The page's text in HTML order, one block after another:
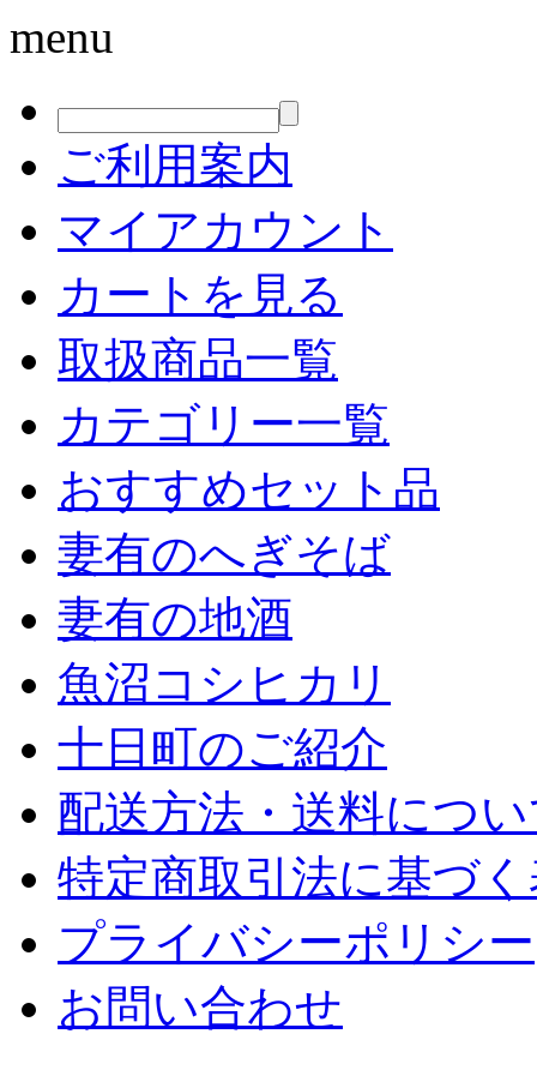
menu
ご利用案内
マイアカウント
カートを見る
取扱商品一覧
カテゴリー一覧
おすすめセット品
妻有のへぎそば
妻有の地酒
魚沼コシヒカリ
十日町のご紹介
配送方法・送料につ
特定商取引法に基づ
プライバシーポリシー
お問い合わせ